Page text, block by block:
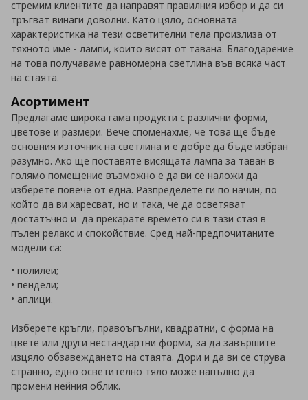
стремим клиентите да направят правилния избор и да си
тръгват винаги доволни. Като цяло, основната
характеристика на тези осветителни тела произлиза от
тяхното име - лампи, които висят от тавана. Благодарение
на това получаваме равномерна светлина във всяка част
на стаята.
Асортимент
Предлагаме широка гама продукти с различни форми,
цветове и размери. Вече споменахме, че това ще бъде
основния източник на светлина и е добре да бъде избран
разумно. Ако ще поставяте висящата лампа за таван в
голямо помещение възможно е да ви се наложи да
изберете повече от една. Разпределете ги по начин, по
който да ви харесват, но и така, че да осветяват
достатъчно и да прекарате времето си в тази стая в
пълен релакс и спокойствие. Сред най-предпочитаните
модели са:
• полилеи;
• пендели;
• аплици.
Изберете кръгли, правоъгълни, квадратни, с форма на
цвете или други нестандартни форми, за да завършите
изцяло обзавеждането на стаята. Дори и да ви се струва
странно, едно осветително тяло може напълно да
промени нейния облик.